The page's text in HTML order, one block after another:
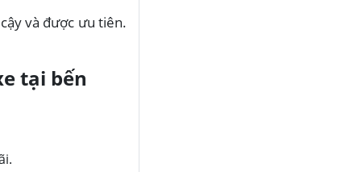
và được ưu tiên.
tại bến